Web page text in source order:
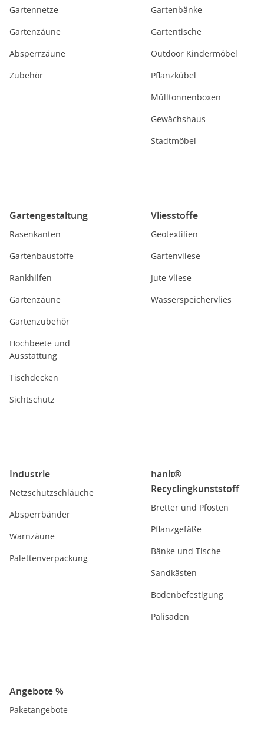
Gartennetze
Gartenzäune
Absperrzäune
Zubehör
Gartenbänke
Gartentische
Outdoor Kindermöbel
Pflanzkübel
Mülltonnenboxen
Gewächshaus
Stadtmöbel
Gartengestaltung
Rasenkanten
Gartenbaustoffe
Rankhilfen
Gartenzäune
Gartenzubehör
Hochbeete und
Ausstattung
Tischdecken
Sichtschutz
Vliesstoffe
Geotextilien
Gartenvliese
Jute Vliese
Wasserspeichervlies
Industrie
Netzschutzschläuche
Absperrbänder
Warnzäune
Palettenverpackung
hanit®
Recyclingkunststoff
Bretter und Pfosten
Pflanzgefäße
Bänke und Tische
Sandkästen
Bodenbefestigung
Palisaden
Angebote %
Paketangebote